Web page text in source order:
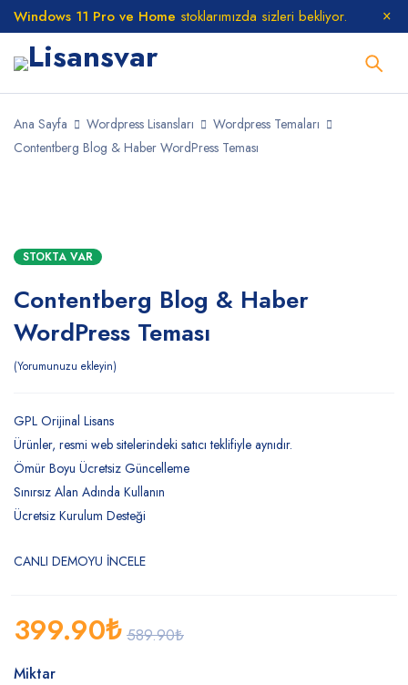
Windows 11 Pro ve Home stoklarımızda sizleri bekliyor.
Ana Sayfa Wordpress Lisansları
Wordpress Temaları
Contentberg Blog & Haber WordPress Teması
STOKTA VAR
Contentberg Blog & Haber
WordPress Teması
Yorumunuzu ekleyin
GPL Orijinal Lisans
Ürünler, resmi web sitelerindeki satıcı teklifiyle aynıdır.
Ömür Boyu Ücretsiz Güncelleme
Sınırsız Alan Adında Kullanın
Ücretsiz Kurulum Desteği
CANLI DEMOYU İNCELE
589.90₺
399.90₺
Miktar